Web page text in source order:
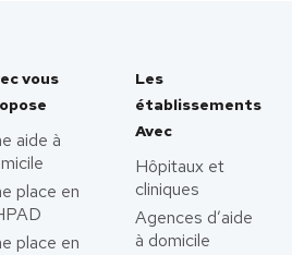
vous
aide à
place en
place en
Les
établissements
Avec
Hôpitaux et
cliniques
Agences d’aide
à domicile